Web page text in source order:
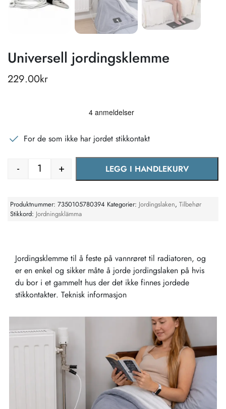
Universell jordingsklemme
229.00kr
For de som ikke har jordet stikkontakt
Universell jordingsklemme antall
- + LEGG I HANDLEKURV
Produktnummer: 7350105780394 Kategorier: Jordingslaken, Tilbehør
Stikkord: Jordningsklämma
Jordingsklemme til å feste på vannrøret til radiatoren, og
er en enkel og sikker måte å jorde jordingslaken på hvis
du bor i et gammelt hus der det ikke finnes jordede
stikkontakter. Teknisk informasjon